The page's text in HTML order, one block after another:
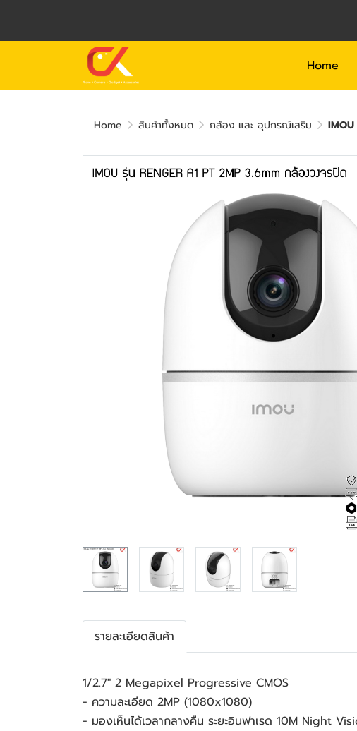
Home
Home สินค้าทั้งหมด กล้อง และ อุปกรณ์เสริม
รายละเอียดสินค้า
1/2.7" 2 Megapixel Progressive CMOS
- ความละเอียด 2MP (1080x1080)
- มองเห็นได้เวลากลางคืน ระยะอินฟาเรด 10M Night